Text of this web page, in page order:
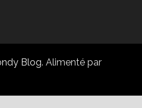
Blog. Alimenté par